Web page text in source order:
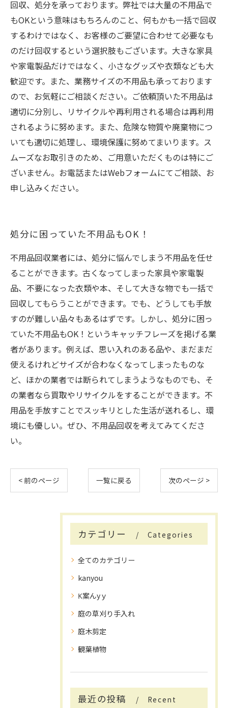
回収、処分を承っております。弊社では大量の不用品で
もOKという意味はもちろんのこと、何もかも一括で回収
するわけではなく、お客様のご要望に合わせて必要なも
のだけ回収するという選択肢もございます。大きな家具
や家電製品だけではなく、小さなグッズや衣類なども大
歓迎です。また、業務サイズの不用品も承っております
ので、お気軽にご相談ください。ご依頼頂いた不用品は
適切に分別し、リサイクルや再利用される場合は再利用
されるように努めます。また、危険な物質や廃棄物につ
いても適切に処理し、環境保護に努めてまいります。ス
ムーズなお取引きのため、ご用意いただくものは特にご
ざいません。お電話またはWebフォームにてご相談、お
申し込みください。
処分に困っていた不用品もOK！
不用品回収業者には、処分に悩んでしまう不用品を任せ
ることができます。古くなってしまった家具や家電製
品、不要になった衣類や本、そして大きな物でも一括で
回収してもらうことができます。でも、どうしても手放
すのが難しい品々もあるはずです。しかし、処分に困っ
ていた不用品もOK！というキャッチフレーズを掲げる業
者があります。例えば、思い入れのある品や、まだまだ
使えるけれどサイズが合わなくなってしまったものな
ど、ほかの業者では断られてしまうようなものでも、そ
の業者なら買取やリサイクルをすることができます。不
用品を手放すことでスッキリとした生活が送れるし、環
境にも優しい。ぜひ、不用品回収を考えてみてくださ
い。
< 前のページ 一覧に戻る 次のページ >
カテゴリー Categories
全てのカテゴリー
kanyou
K案んyｙ
庭の草刈り手入れ
庭木剪定
観葉植物
最近の投稿
Recent